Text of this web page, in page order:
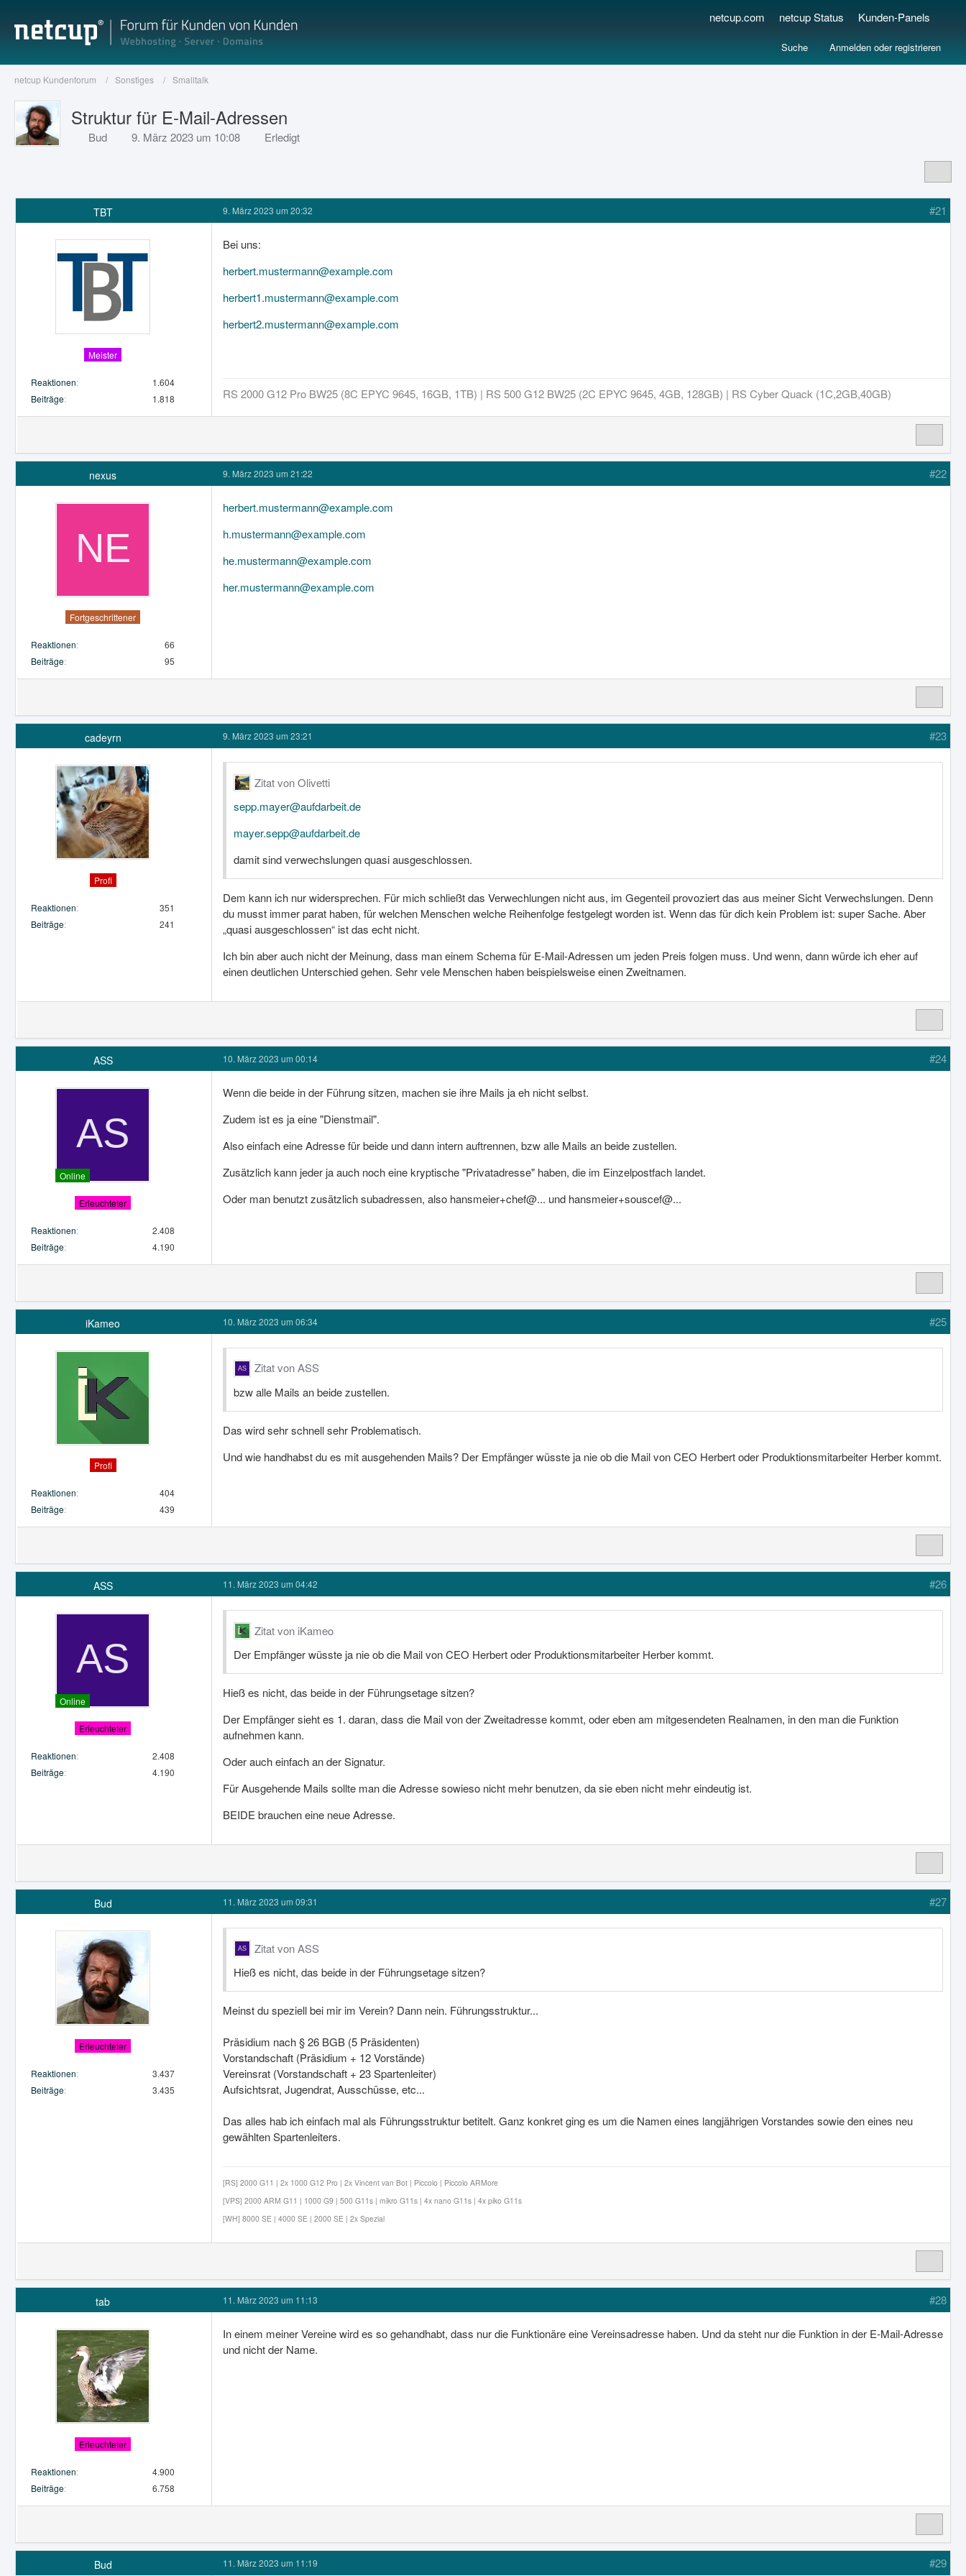
netcup.com netcup Status Kunden-Panels
Anmelden oder registrieren
Suche
netcup Kundenforum Sonstiges Smalltalk
Struktur für E-Mail-Adressen
Bud 9. März 2023 um 10:08 Erledigt
TBT
Meister
Reaktionen
1.604
Beiträge
1.818
9. März 2023 um 20:32 #21
Bei uns:
herbert.mustermann@example.com
herbert1.mustermann@example.com
herbert2.mustermann@example.com
RS 2000 G12 Pro BW25 (8C EPYC 9645, 16GB, 1TB) | RS 500 G12 BW25 (2C EPYC 9645, 4GB, 128GB) | RS Cyber Quack (1C,2GB,40GB)
nexus
Fortgeschrittener
Reaktionen
66
Beiträge
95
9. März 2023 um 21:22 #22
herbert.mustermann@example.com
h.mustermann@example.com
he.mustermann@example.com
her.mustermann@example.com
cadeyrn
Profi
Reaktionen
351
Beiträge
241
9. März 2023 um 23:21 #23
Zitat von Olivetti
sepp.mayer@aufdarbeit.de
mayer.sepp@aufdarbeit.de
damit sind verwechslungen quasi ausgeschlossen.
Dem kann ich nur widersprechen. Für mich schließt das Verwechlungen nicht aus, im Gegenteil provoziert das aus meiner Sicht Verwechslungen. Denn
du musst immer parat haben, für welchen Menschen welche Reihenfolge festgelegt worden ist. Wenn das für dich kein Problem ist: super Sache. Aber
„quasi ausgeschlossen“ ist das echt nicht.
Ich bin aber auch nicht der Meinung, dass man einem Schema für E-Mail-Adressen um jeden Preis folgen muss. Und wenn, dann würde ich eher auf
einen deutlichen Unterschied gehen. Sehr vele Menschen haben beispielsweise einen Zweitnamen.
ASS
Online
Erleuchteter
Reaktionen
2.408
Beiträge
4.190
10. März 2023 um 00:14 #24
Wenn die beide in der Führung sitzen, machen sie ihre Mails ja eh nicht selbst.
Zudem ist es ja eine "Dienstmail".
Also einfach eine Adresse für beide und dann intern auftrennen, bzw alle Mails an beide zustellen.
Zusätzlich kann jeder ja auch noch eine kryptische "Privatadresse" haben, die im Einzelpostfach landet.
Oder man benutzt zusätzlich subadressen, also hansmeier+chef@... und hansmeier+souscef@...
iKameo
Profi
Reaktionen
404
Beiträge
439
10. März 2023 um 06:34 #25
Zitat von ASS
bzw alle Mails an beide zustellen.
Das wird sehr schnell sehr Problematisch.
Und wie handhabst du es mit ausgehenden Mails? Der Empfänger wüsste ja nie ob die Mail von CEO Herbert oder Produktionsmitarbeiter Herber kommt.
ASS
Online
Erleuchteter
Reaktionen
2.408
Beiträge
4.190
11. März 2023 um 04:42 #26
Zitat von iKameo
Der Empfänger wüsste ja nie ob die Mail von CEO Herbert oder Produktionsmitarbeiter Herber kommt.
Hieß es nicht, das beide in der Führungsetage sitzen?
Der Empfänger sieht es 1. daran, dass die Mail von der Zweitadresse kommt, oder eben am mitgesendeten Realnamen, in den man die Funktion
aufnehmen kann.
Oder auch einfach an der Signatur.
Für Ausgehende Mails sollte man die Adresse sowieso nicht mehr benutzen, da sie eben nicht mehr eindeutig ist.
BEIDE brauchen eine neue Adresse.
Bud
Erleuchteter
Reaktionen
3.437
Beiträge
3.435
11. März 2023 um 09:31 #27
Zitat von ASS
Hieß es nicht, das beide in der Führungsetage sitzen?
Meinst du speziell bei mir im Verein? Dann nein. Führungsstruktur...
Präsidium nach § 26 BGB (5 Präsidenten)
Vorstandschaft (Präsidium + 12 Vorstände)
Vereinsrat (Vorstandschaft + 23 Spartenleiter)
Aufsichtsrat, Jugendrat, Ausschüsse, etc...
Das alles hab ich einfach mal als Führungsstruktur betitelt. Ganz konkret ging es um die Namen eines langjährigen Vorstandes sowie den eines neu
gewählten Spartenleiters.
[RS] 2000 G11 | 2x 1000 G12 Pro | 2x Vincent van Bot | Piccolo | Piccolo ARMore
[VPS] 2000 ARM G11 | 1000 G9 | 500 G11s | mikro G11s | 4x nano G11s | 4x piko G11s
[WH] 8000 SE | 4000 SE | 2000 SE | 2x Spezial
tab
Erleuchteter
Reaktionen
4.900
Beiträge
6.758
11. März 2023 um 11:13 #28
In einem meiner Vereine wird es so gehandhabt, dass nur die Funktionäre eine Vereinsadresse haben. Und da steht nur die Funktion in der E-Mail-Adresse
und nicht der Name.
Bud 11. März 2023 um 11:19 #29